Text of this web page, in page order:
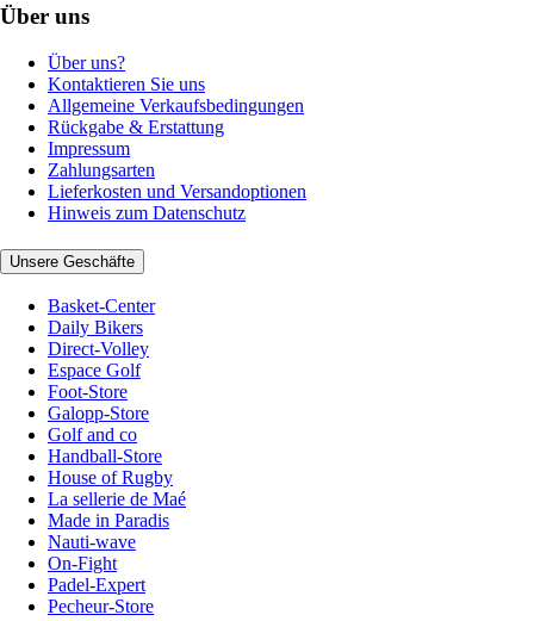
Über uns
Über uns?
Kontaktieren Sie uns
Allgemeine Verkaufsbedingungen
Rückgabe & Erstattung
Impressum
Zahlungsarten
Lieferkosten und Versandoptionen
Hinweis zum Datenschutz
Unsere Geschäfte
Basket-Center
Daily Bikers
Direct-Volley
Espace Golf
Foot-Store
Galopp-Store
Golf and co
Handball-Store
House of Rugby
La sellerie de Maé
Made in Paradis
Nauti-wave
On-Fight
Padel-Expert
Pecheur-Store